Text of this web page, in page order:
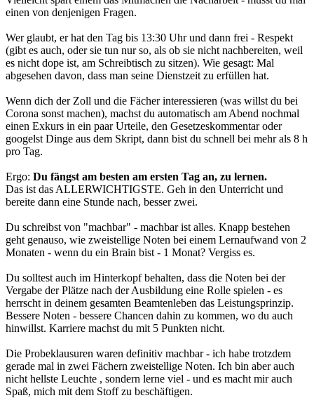
einen von denjenigen Fragen.
Wer glaubt, er hat den Tag bis 13:30 Uhr und dann frei - Respekt
(gibt es auch, oder sie tun nur so, als ob sie nicht nachbereiten, weil
es nicht dope ist, am Schreibtisch zu sitzen). Wie gesagt: Mal
abgesehen davon, dass man seine Dienstzeit zu erfüllen hat.
Wenn dich der Zoll und die Fächer interessieren (was willst du bei
Corona sonst machen), machst du automatisch am Abend nochmal
einen Exkurs in ein paar Urteile, den Gesetzeskommentar oder
googelst Dinge aus dem Skript, dann bist du schnell bei mehr als 8 h
pro Tag.
Ergo: Du fängst am besten am ersten Tag an, zu lernen.
Das ist das ALLERWICHTIGSTE. Geh in den Unterricht und
bereite dann eine Stunde nach, besser zwei.
Du schreibst von "machbar" - machbar ist alles. Knapp bestehen
geht genauso, wie zweistellige Noten bei einem Lernaufwand von 2
Monaten - wenn du ein Brain bist - 1 Monat? Vergiss es.
Du solltest auch im Hinterkopf behalten, dass die Noten bei der
Vergabe der Plätze nach der Ausbildung eine Rolle spielen - es
herrscht in deinem gesamten Beamtenleben das Leistungsprinzip.
Bessere Noten - bessere Chancen dahin zu kommen, wo du auch
hinwillst. Karriere machst du mit 5 Punkten nicht.
Die Probeklausuren waren definitiv machbar - ich habe trotzdem
gerade mal in zwei Fächern zweistellige Noten. Ich bin aber auch
nicht hellste Leuchte , sondern lerne viel - und es macht mir auch
Spaß, mich mit dem Stoff zu beschäftigen.